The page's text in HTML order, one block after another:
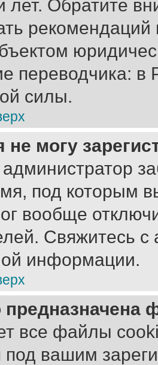
лет. Обратите
переводчика: в
силы.
не могу
под которым
вообще
Свяжитесь
информации.
предназначена
все файлы
под вашим